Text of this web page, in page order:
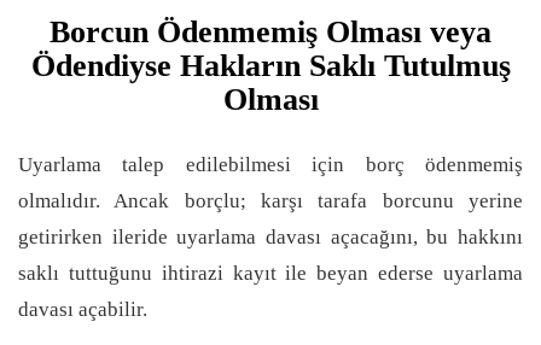
Borcun Ödenmemiş Olması veya
Ödendiyse Hakların Saklı Tutulmuş
Olması
Uyarlama talep edilebilmesi için borç ödenmemiş
olmalıdır. Ancak borçlu; karşı tarafa borcunu yerine
getirirken ileride uyarlama davası açacağını, bu hakkını
saklı tuttuğunu ihtirazi kayıt ile beyan ederse uyarlama
davası açabilir.